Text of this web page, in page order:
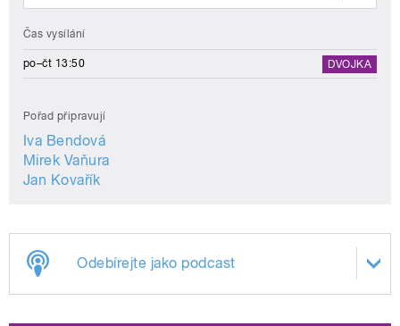
Čas vysílání
po–čt 13:50 DVOJKA
Pořad připravují
Iva Bendová
Mirek Vaňura
Jan Kovařík
Odebírejte jako podcast